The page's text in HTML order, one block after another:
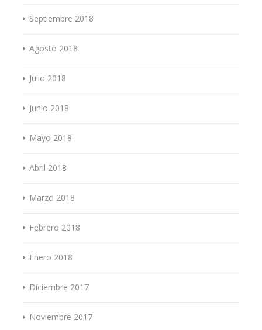
Septiembre 2018
Agosto 2018
Julio 2018
Junio 2018
Mayo 2018
Abril 2018
Marzo 2018
Febrero 2018
Enero 2018
Diciembre 2017
Noviembre 2017